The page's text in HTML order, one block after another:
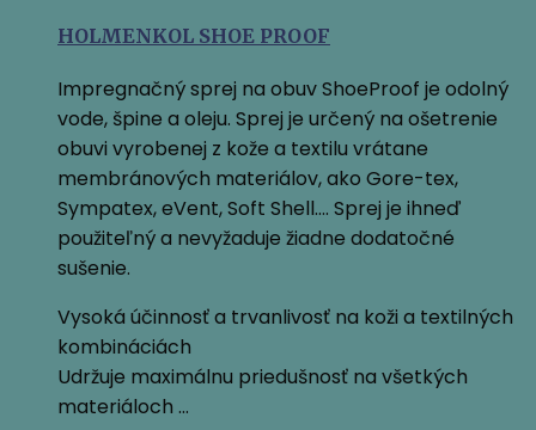
HOLMENKOL SHOE PROOF
Impregnačný sprej na obuv ShoeProof je odolný
vode, špine a oleju. Sprej je určený na ošetrenie
obuvi vyrobenej z kože a textilu vrátane
membránových materiálov, ako Gore-tex,
Sympatex, eVent, Soft Shell…. Sprej je ihneď
použiteľný a nevyžaduje žiadne dodatočné
sušenie.
Vysoká účinnosť a trvanlivosť na koži a textilných
kombináciách
Udržuje maximálnu priedušnosť na všetkých
materiáloch …